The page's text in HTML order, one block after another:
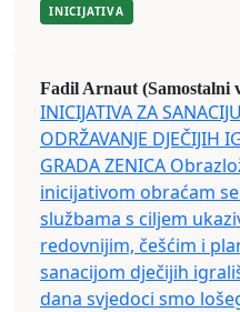
INICIJATIVA
Fadil Arnaut (Samostalni
INICIJATIVA ZA
ODRŽAVANJE DJEČIJIH
GRADA ZENICA
inicijativom obraćam
službama s ciljem
redovnijim, češćim i
sanacijom dječijih
dana svjedoci smo